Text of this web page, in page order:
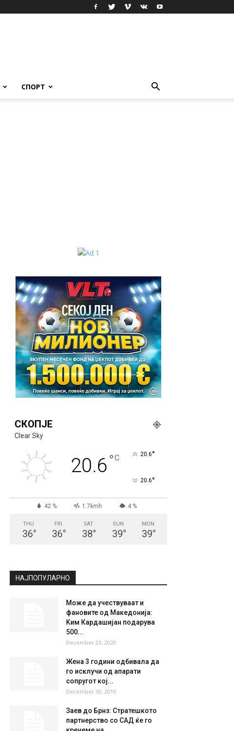
СПОРТ
СКОПЈЕ
20.6
1.7kmh 4 %
38° 39
НАЈПОПУЛАРНО
Може да учествуваат и
фановите од Македонија: